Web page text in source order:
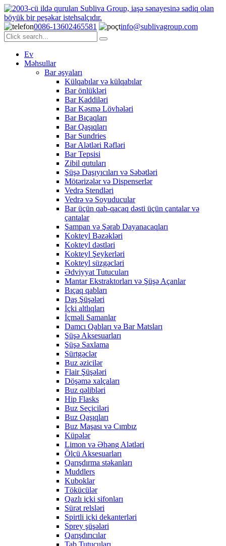
0086-13602465581 info@sublivagroup.com
Ev
Məhsullar
Bar əşyaları
Külqabılar və külqabılar
Bar önlükləri
Bar Kaddiləri
Bar Kəsmə Lövhələri
Bar Bıçaqları
Bar Qaşıqları
Bar Sundries
Bar Alətləri Rəfləri
Bar Tepsisi
Zibil qutuları
Şüşə Daşıyıcıları və Səbətləri
Mötərizələr və Dispenserlər
Vedrə Stendləri
Vedrə və Soyuducular
Bar üçün qab-qacaq dəsti üçün çantalar və
çantalar
Şampan və Şərab Dayanacaqları
Kokteyl Bəzəkləri
Kokteyl dəstləri
Kokteyl Şeykerləri
Kokteyl süzgəcləri
Ədviyyat Tutucuları
Mantar Ekstraktorları və Şüşə Açanlar
Bıçaq qabları
Daş Şüşələri
İçki altlıqları
İçməli Samanlar
Damcı Qabları və Bar Matsları
Şüşə Aksesuarları
Şüşə Saxlama
Sürtgəclər
Buz əzicilər
Flair Şüşələri
Döşəmə xalçaları
Buz qəlibləri
Hip Flasks
Buz Seçiciləri
Buz Qaşıqları
Buz Maşası və Cımbız
Küpələr
Limon və Əhəng Alətləri
Ölçü Aksesuarları
Qarışdırma stəkanları
Muddlers
Kuboklar
Tökücülər
Qazlı içki sifonları
Sürət relsləri
Spirtli içki dekanterləri
Sprey şüşələri
Qarışdırıcılar
Tab Tutucuları